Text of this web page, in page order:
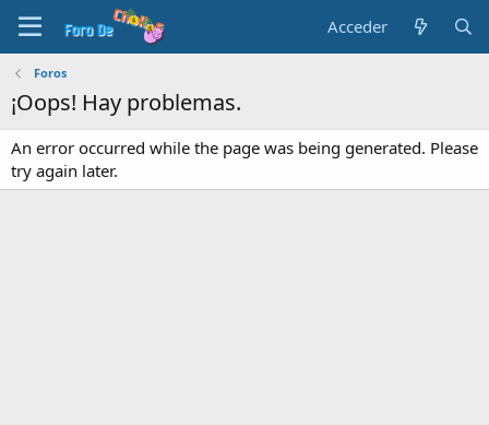
Acceder
Foros
¡Oops! Hay problemas.
An error occurred while the page was being generated. Please
try again later.